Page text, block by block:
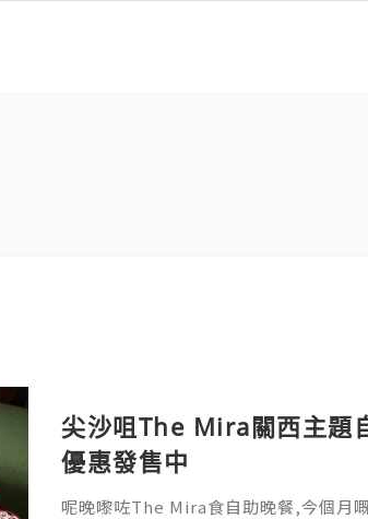
尖沙咀The Mira關西主題
優惠發售中
呢晚嚟咗The Mira食自助晚餐,今個月